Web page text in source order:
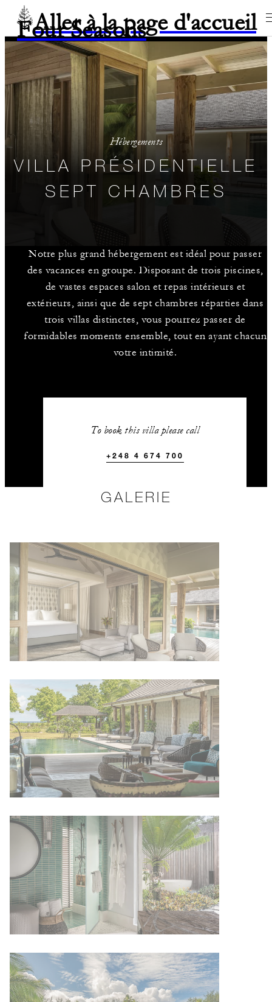
Aller à la page d'accueil
Four Seasons
Hébergements
VILLA PRÉSIDENTIELLE
SEPT CHAMBRES
Notre plus grand hébergement est idéal pour passer
des vacances en groupe. Disposant de trois piscines,
de vastes espaces salon et repas intérieurs et
extérieurs, ainsi que de sept chambres réparties dans
trois villas distinctes, vous pourrez passer de
formidables moments ensemble, tout en ayant chacun
votre intimité.
To book this villa please call
+248 4 674 700
GALERIE